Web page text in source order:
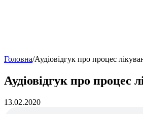
Головна/Аудіовідгук про процес
Аудіовідгук про процес
13.02.2020